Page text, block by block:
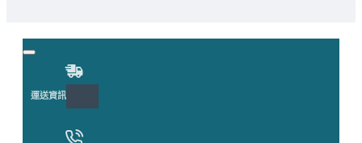
運送資訊